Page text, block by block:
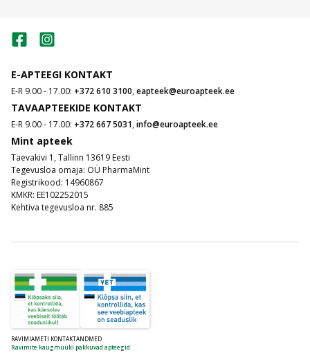
E-APTEEGI KONTAKT
E-R 9.00 - 17.00: +372 610 3100,eapteek@euroapteek.ee
TAVAAPTEEKIDE KONTAKT
E-R 9.00 - 17.00: +372 667 5031,info@euroapteek.ee
Mint apteek
Taevakivi 1, Tallinn 13619 Eesti
Tegevusloa omaja: OÜ PharmaMint
Registrikood: 14960867
KMKR: EE102252015
Kehtiva tegevusloa nr. 885
RAVIMIAMETI KONTAKTANDMED
Ravimite kaugmüüki pakkuvad apteegid